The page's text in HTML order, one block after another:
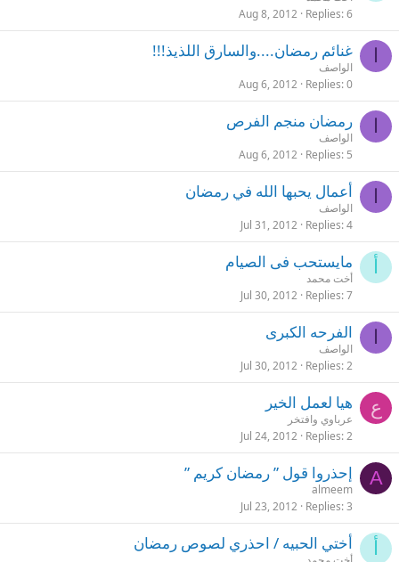
Replies 6
Aug 8, 2012
ا غنائم رمضان....والسارق اللذيذ!!!
الواصف
Replies 0
Aug 6, 2012
ا رمضان منجم الفرص
الواصف
Replies 5
Aug 6, 2012
ا أعمال يحبها الله في رمضان
الواصف
Replies 4
Jul 31, 2012
أ مايستحب فى الصيام
أخت محمد
Replies 7
Jul 30, 2012
ا الفرحه الكبرى
الواصف
Replies 2
Jul 30, 2012
ع هيا لعمل الخير
عرباوي وافتخر
Replies 2
Jul 24, 2012
A إحذروا قول ” رمضان كريم ”
almeem
Replies 3
Jul 23, 2012
أ أختي الحبيه / احذري لصوص رمضان